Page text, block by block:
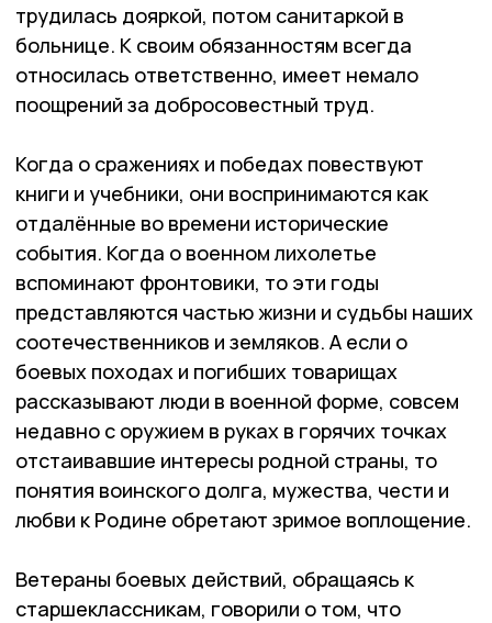
трудилась дояркой, потом санитаркой в
больнице. К сво­им обязанностям всегда
относилась ответственно, имеет немало
поощрений за добросовестный труд.
Когда о сражениях и победах повествуют
книги и учебники, они воспринимаются как
отдалённые во времени исторические
события. Когда о военном лихолетье
вспоминают фронтовики, то эти годы
представляются частью жизни и судьбы наших
соотечественников и земляков. А если о
боевых походах и погибших товарищах
рассказывают лю­ди в военной форме, совсем
недавно с оружием в руках в горячих точках
отстаивавшие интересы родной страны, то
понятия воинского долга, му­жества, чести и
любви к Ро­дине обретают зримое воплощение.
Ветераны боевых действий, обращаясь к
старшеклассникам, говорили о том, что